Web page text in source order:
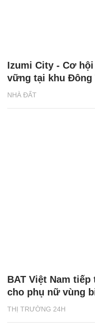
NHÀ ĐẤT
Izumi City - Cơ
vững tại khu Đông
THỊ TRƯỜNG 24H
BAT Việt Nam
cho phụ nữ vùng